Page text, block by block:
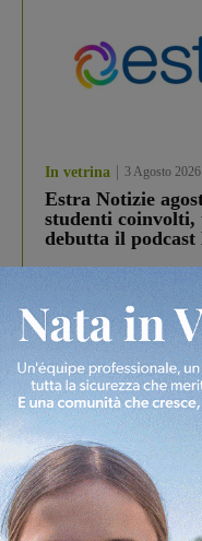
In vetrina 3 Agosto 2026
Estra Notizie
studenti
debutta il
Più lette
Figline Incisa Valdarno
Piscina di Figline
Pnrr, il gruppo di
ringraziamento al